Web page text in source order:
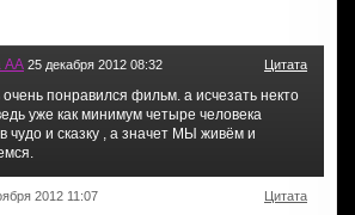
АА 25 декабря 2012 08:32 Цитата
понравился фильм. а исчезать некто
уже как минимум четыре человека
чудо и сказку , а значет МЫ живём и
2012 11:07 Цитата